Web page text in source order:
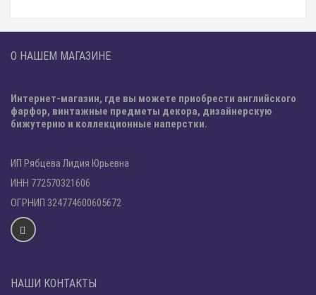
О НАШЕМ МАГАЗИНЕ
Интернет-магазин, где вы можете приобрести английского
фарфор, винтажные предметы декора, дизайнерскую
бижутерию и коллекционные наперстки.
ИП Рябцева Лидия Юрьевна
ИНН 772570321606
ОГРНИП 324774600605672
НАШИ КОНТАКТЫ